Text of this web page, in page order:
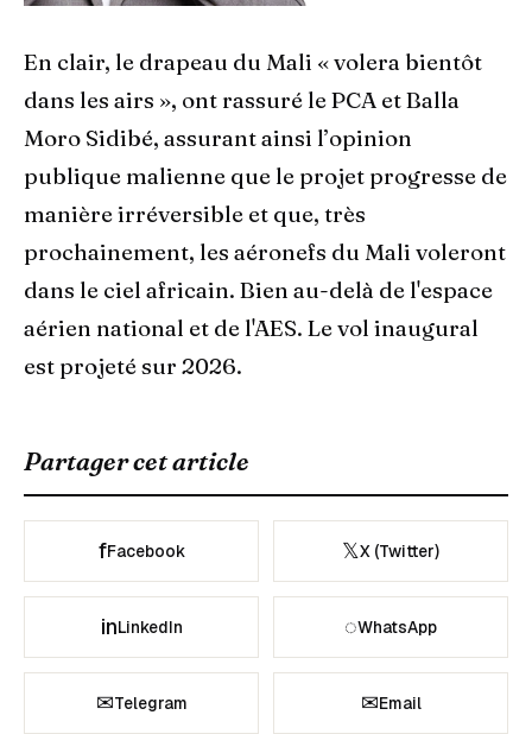
En clair, le drapeau du Mali « volera bientôt
dans les airs », ont rassuré le PCA et Balla
Moro Sidibé, assurant ainsi l’opinion
publique malienne que le projet progresse de
manière irréversible et que, très
prochainement, les aéronefs du Mali voleront
dans le ciel africain. Bien au-delà de l'espace
aérien national et de l'AES. Le vol inaugural
est projeté sur 2026.
Partager cet article
fFacebook 𝕏X (Twitter)
inLinkedIn ◌WhatsApp
✉Telegram ✉Email